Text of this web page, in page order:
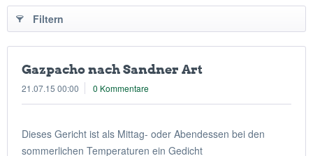
Filtern
Gazpacho nach Sandner Art
21.07.15 00:00 0 Kommentare
Dieses Gericht ist als Mittag- oder Abendessen bei den
sommerlichen Temperaturen ein Gedicht